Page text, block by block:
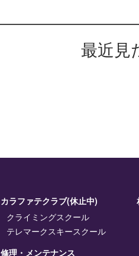
最近見
カラファテクラブ(休止中)
クライミングスクール
テレマークスキースクール
修理・メンテナンス